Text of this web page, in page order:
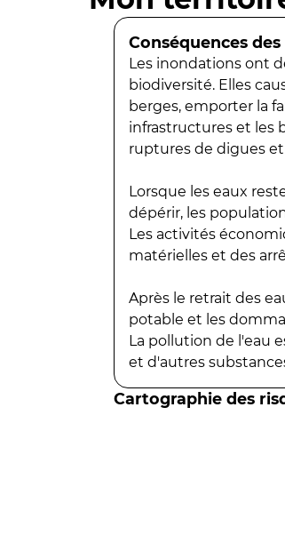
Conséquences
Les inondations ont
biodiversité. Elles
berges, emporter la
infrastructures et les
ruptures de digues et
Lorsque les eaux
dépérir, les
Les activités
matérielles et des
Après le retrait des
potable et les
La pollution de l'eau
et d'autres
Cartographie des